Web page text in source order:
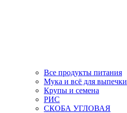
Все продукты питания
Мука и всё для выпечки
Крупы и семена
РИС
СКОБА УГЛОВАЯ